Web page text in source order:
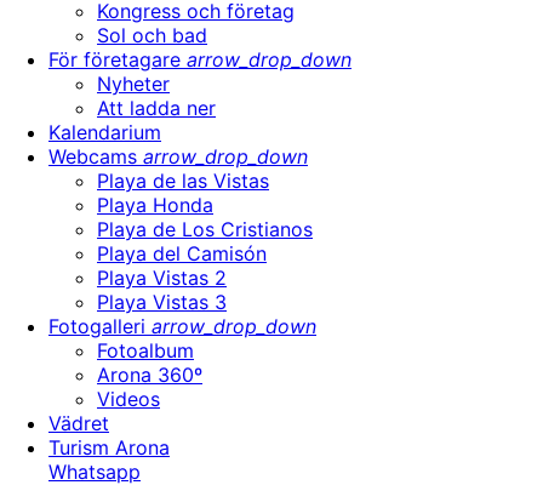
Kongress och företag
Sol och bad
För företagare arrow_drop_down
Nyheter
Att ladda ner
Kalendarium
Webcams arrow_drop_down
Playa de las Vistas
Playa Honda
Playa de Los Cristianos
Playa del Camisón
Playa Vistas 2
Playa Vistas 3
Fotogalleri arrow_drop_down
Fotoalbum
Arona 360º
Videos
Vädret
Turism Arona
Whatsapp